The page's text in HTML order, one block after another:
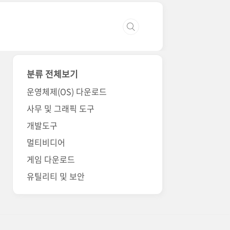
분류 전체보기
운영체제(OS) 다운로드
사무 및 그래픽 도구
개발도구
멀티비디어
게임 다운로드
유틸리티 및 보안